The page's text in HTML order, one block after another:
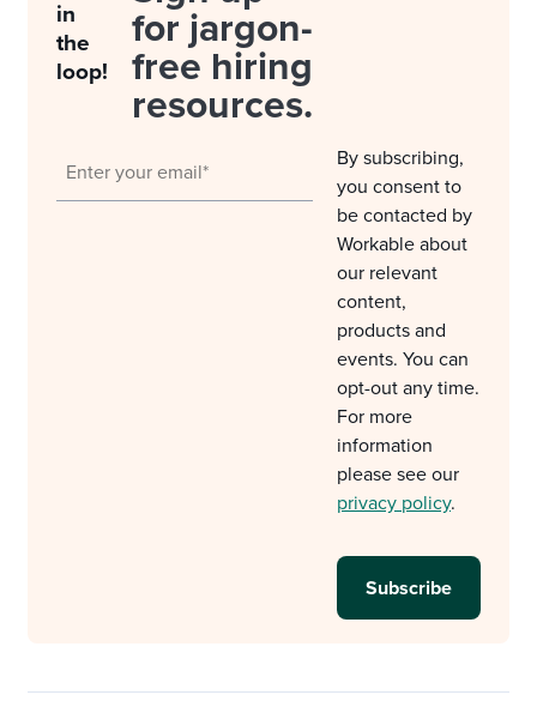
in
the
loop!
for jargon-
free hiring
resources.
By subscribing,
you consent to
be contacted by
Workable about
our relevant
content,
products and
events. You can
opt-out any time.
For more
information
please see our
privacy policy.